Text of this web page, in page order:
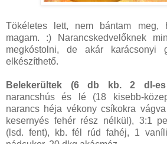
Tökéletes lett, nem bántam meg,
magam. :) Narancskedvelőknek
megkóstolni, de akár karácsonyi
elkészíthető.
Belekerültek (6 db kb. 2 dl-
narancshús és lé (18 kisebb-
narancs héja vékony csíkokra
kesernyés fehér rész nélkül), 3:1
(lsd. fent), kb. fél rúd fahéj, 1